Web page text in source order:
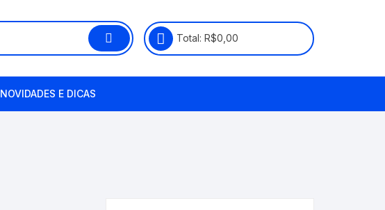
Total: R$0,00
NOVIDADES E DICAS